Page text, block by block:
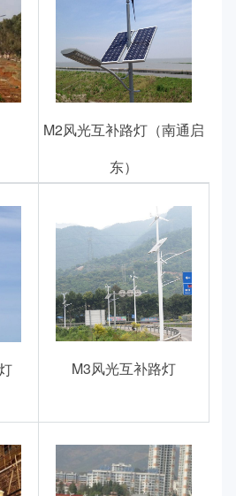
M2风光互补路灯（南通启
东）
M3风光互补路灯